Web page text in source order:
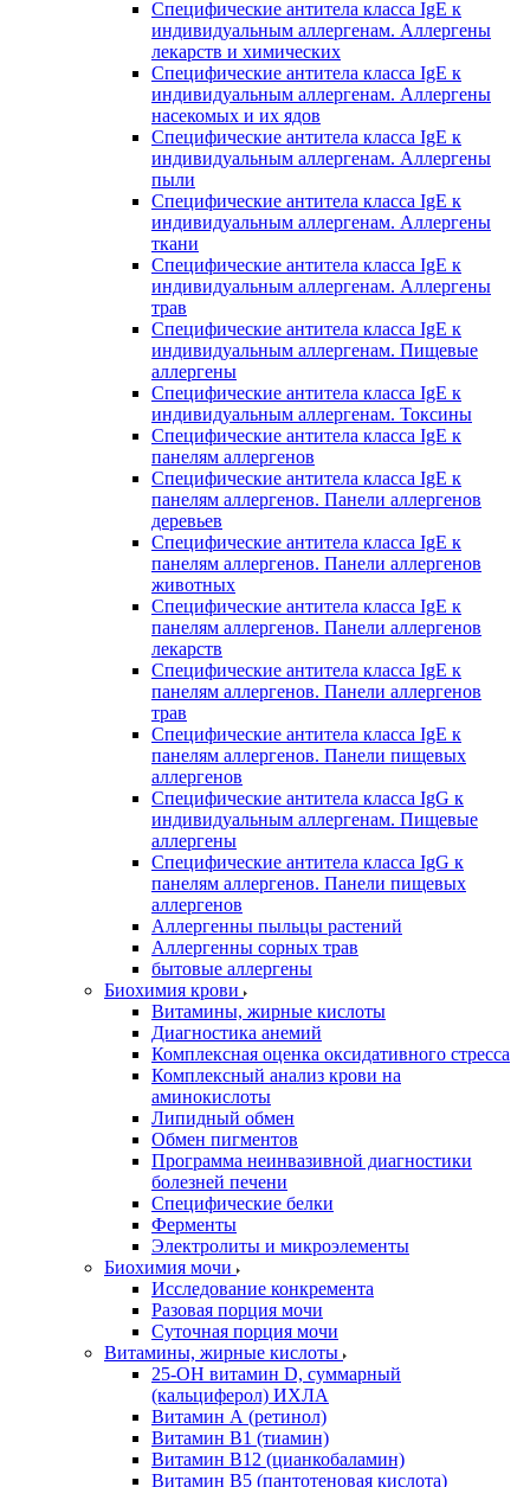
Специфические антитела класса IgE к
индивидуальным аллергенам. Аллергены
лекарств и химических
Специфические антитела класса IgE к
индивидуальным аллергенам. Аллергены
насекомых и их ядов
Специфические антитела класса IgE к
индивидуальным аллергенам. Аллергены
пыли
Специфические антитела класса IgE к
индивидуальным аллергенам. Аллергены
ткани
Специфические антитела класса IgE к
индивидуальным аллергенам. Аллергены
трав
Специфические антитела класса IgE к
индивидуальным аллергенам. Пищевые
аллергены
Специфические антитела класса IgE к
индивидуальным аллергенам. Токсины
Специфические антитела класса IgE к
панелям аллергенов
Специфические антитела класса IgE к
панелям аллергенов. Панели аллергенов
деревьев
Специфические антитела класса IgE к
панелям аллергенов. Панели аллергенов
животных
Специфические антитела класса IgE к
панелям аллергенов. Панели аллергенов
лекарств
Специфические антитела класса IgE к
панелям аллергенов. Панели аллергенов
трав
Специфические антитела класса IgE к
панелям аллергенов. Панели пищевых
аллергенов
Специфические антитела класса IgG к
индивидуальным аллергенам. Пищевые
аллергены
Специфические антитела класса IgG к
панелям аллергенов. Панели пищевых
аллергенов
Аллергенны пыльцы растений
Аллергенны сорных трав
бытовые аллергены
Биохимия крови
Витамины, жирные кислоты
Диагностика анемий
Комплексная оценка оксидативного стресса
Комплексный анализ крови на
аминокислоты
Липидный обмен
Обмен пигментов
Программа неинвазивной диагностики
болезней печени
Специфические белки
Ферменты
Электролиты и микроэлементы
Биохимия мочи
Исследование конкремента
Разовая порция мочи
Суточная порция мочи
Витамины, жирные кислоты
25-OH витамин D, суммарный
(кальциферол) ИХЛА
Витамин А (ретинол)
Витамин В1 (тиамин)
Витамин В12 (цианкобаламин)
Витамин В5 (пантотеновая кислота)